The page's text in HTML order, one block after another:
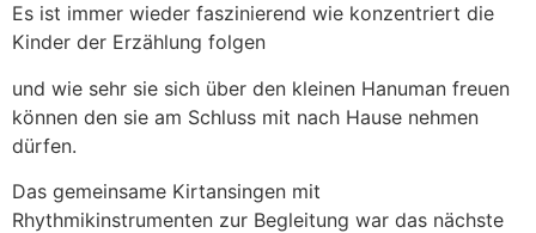
Es ist immer wieder faszinierend wie konzentriert die
Kinder der Erzählung folgen
und wie sehr sie sich über den kleinen Hanuman freuen
können den sie am Schluss mit nach Hause nehmen
dürfen.
Das gemeinsame Kirtansingen mit
Rhythmikinstrumenten zur Begleitung war das nächste